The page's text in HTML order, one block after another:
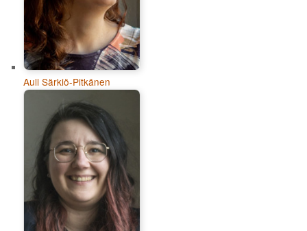
Auli Särkiö-Pitkänen